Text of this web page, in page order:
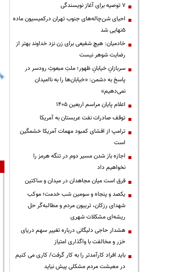
۷ توصیه برای آغاز نویسندگی
احیای شن‌چاله‌های جنوب تهران درکمیسیون ماده
۵نهایی شد
خادمیان: هیچ شفیعی برای زن نزد خداوند بهتر از
رضایت شوهر نیست
سربازانِ خیابانِ ظهور؛ ملتِ مبعوثِ رودسر در
پاسخ به دشمن: «خیابان‌ها را به ناامیدان
نمی‌دهیم»
اعلام پایان مراسم اربعین ۱۴۰۵
توقف صادرات نفت عربستان به آمریکا
ترامپ از افشای کمبود مهمات آمریکا خشمگین
است
اجازه باز شدن مسیر دوم در تنگه هرمز را
نخواهیم داد
فرق است میان مجاهدان در میدان و ساکتین
یکصد و پنجاه و سومین شب خدمت؛ موکب
شهدای رزکان، تریبون مردم و مطالبه‌گر حل
ریشه‌ای مشکلات شهری
هشدار حاجی دلیگانی درباره تغییر سهم دریای
خزر و مخالفت با واگذاری امتیاز
باید افراد کارآمدتر را به کار گرفت/ کاری می کنیم
در معیشت مردم مشکلی پیش نیاید